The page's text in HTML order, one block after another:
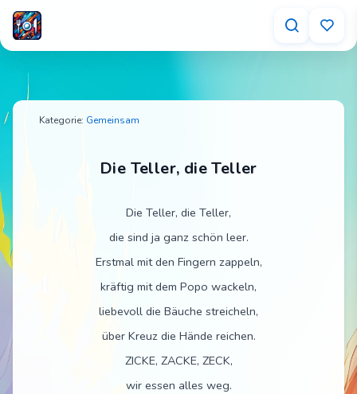
Die Teller, die Teller – Tischspruch für Kinder
Kategorie: Gemeinsam
Die Teller, die Teller
Die Teller, die Teller,
die sind ja ganz schön leer.
Erstmal mit den Fingern zappeln,
kräftig mit dem Popo wackeln,
liebevoll die Bäuche streicheln,
über Kreuz die Hände reichen.
ZICKE, ZACKE, ZECK,
wir essen alles weg.